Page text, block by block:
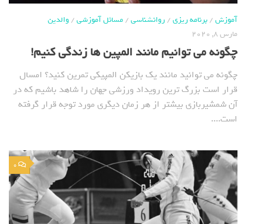
آموزش/برنامه ریزی/روانشناسی/مسائل آموزشی/والدین
مارس 8, 2020
چگونه می توانیم مانند المپین ها زندگی کنیم!
چگونه می توانید مانند یک بازیکن المپیکی تمرین کنید؟ امسال
قرار است بزرگ ترین رویداد ورزشی جهان را شاهد باشیم که در
آن شمشیربازی بیشتر از هر زمان دیگری مورد توجه قرار گرفته
است....
0